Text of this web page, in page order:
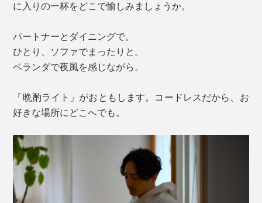
に入りの一杯をどこで愉しみましょうか。
パートナーとダイニングで。
ひとり、ソファでまったりと。
ベランダで夜風を感じながら。
「晩酌ライト」がおともします。コードレスだから、お
好きな場所にどこへでも。